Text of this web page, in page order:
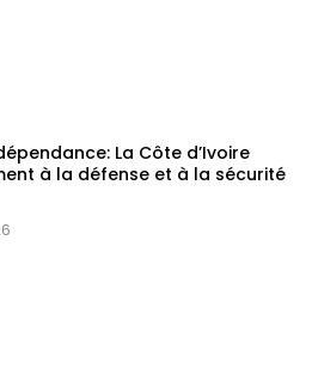
La Côte d’Ivoire
à la défense et à la sécurité